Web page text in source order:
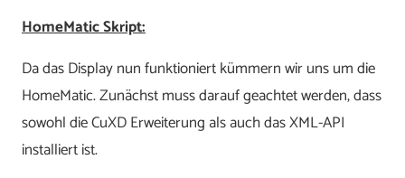
HomeMatic Skript:
Da das Display nun funktioniert kümmern wir uns um die
HomeMatic. Zunächst muss darauf geachtet werden, dass
sowohl die CuXD Erweiterung als auch das XML-API
installiert ist.